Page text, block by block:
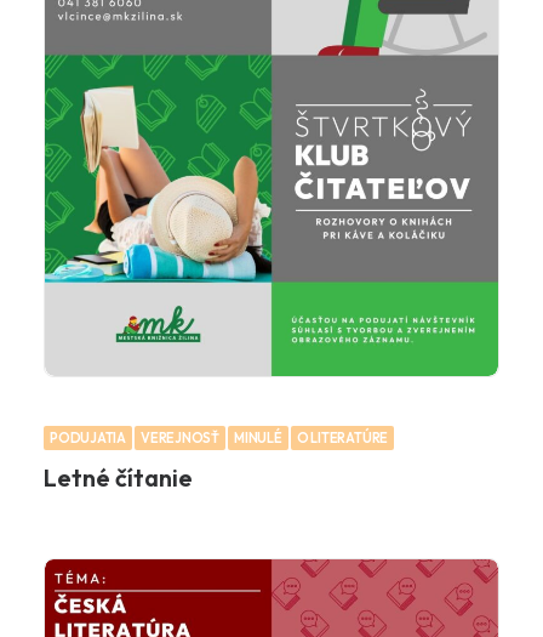
PODUJATIA VEREJNOSŤ MINULÉ O LITERATÚRE
Letné čítanie